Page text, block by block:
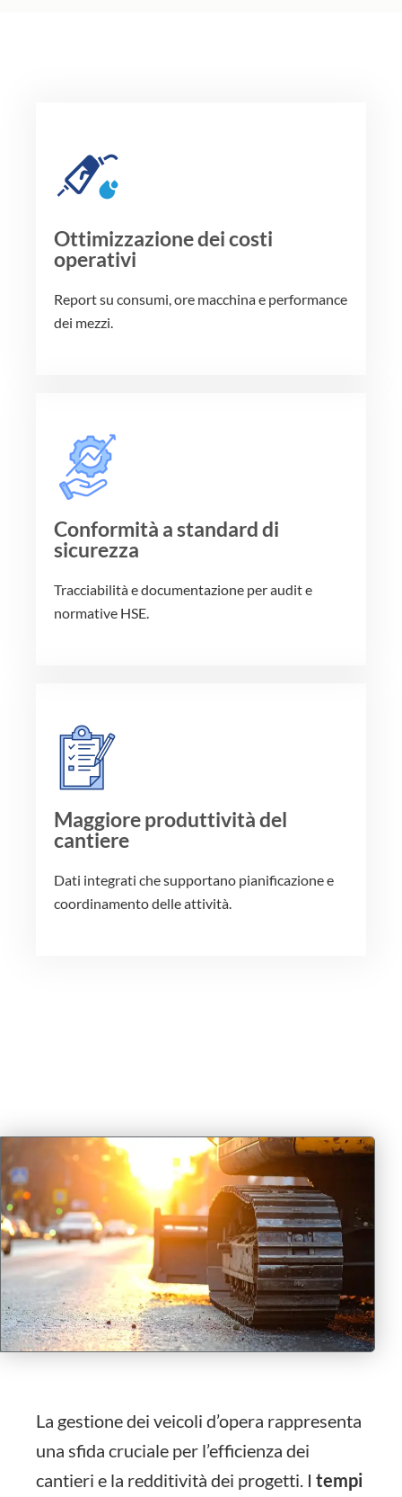
Ottimizzazione dei costi
operativi
Report su consumi, ore macchina e performance
dei mezzi.
Conformità a standard di
sicurezza
Tracciabilità e documentazione per audit e
normative HSE.
Maggiore produttività del
cantiere
Dati integrati che supportano pianificazione e
coordinamento delle attività.
La gestione dei veicoli d’opera rappresenta
una sfida cruciale per l’efficienza dei
cantieri e la redditività dei progetti. I tempi